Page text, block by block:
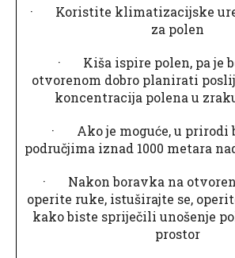
· Koristite klimatizacijske
za polen
· Kiša ispire polen, pa je
otvorenom dobro planirati
koncentracija polena u
· Ako je moguće, u prirodi
područjima iznad 1000 metara
· Nakon boravka na
operite ruke, istuširajte se,
kako biste spriječili unošenje
prostor